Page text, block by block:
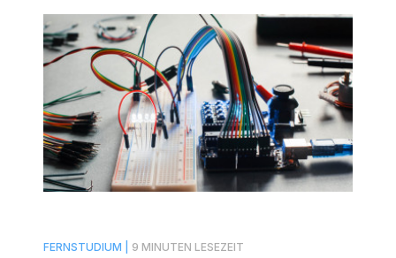
FERNSTUDIUM | 9 MINUTEN LESEZEIT